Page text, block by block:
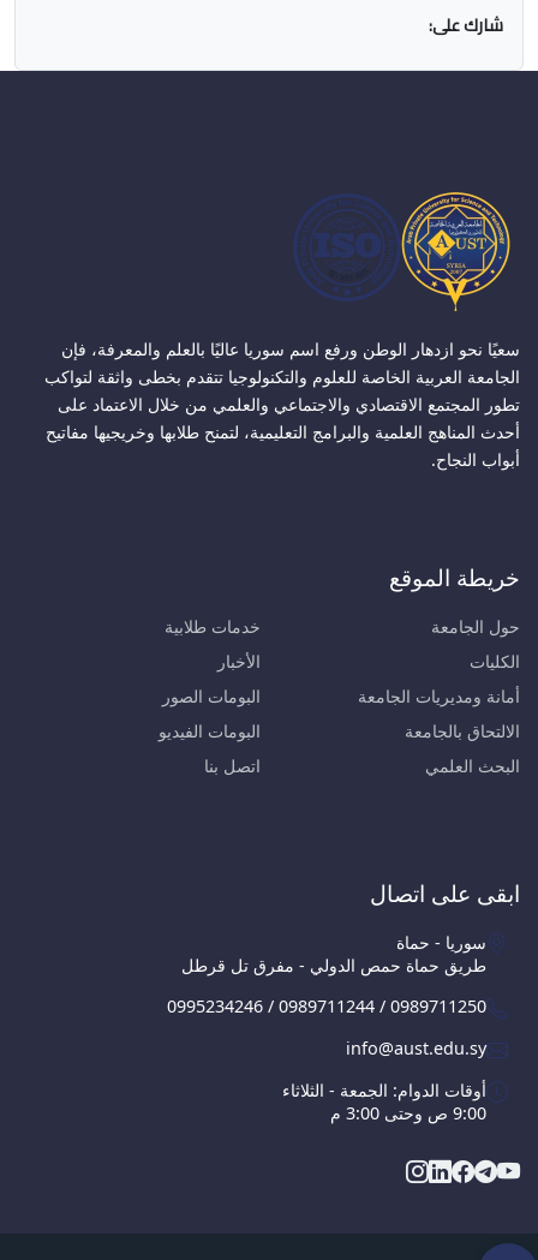
شارك على:
سعيًا نحو ازدهار الوطن ورفع اسم سوريا عاليًا بالعلم والمعرفة، فإن
الجامعة العربية الخاصة للعلوم والتكنولوجيا تتقدم بخطى واثقة لتواكب
تطور المجتمع الاقتصادي والاجتماعي والعلمي من خلال الاعتماد على
أحدث المناهج العلمية والبرامج التعليمية، لتمنح طلابها وخريجيها مفاتيح
أبواب النجاح.
خريطة الموقع
حول الجامعة
الكليات
أمانة ومديريات الجامعة
الالتحاق بالجامعة
البحث العلمي
خدمات طلابية
الأخبار
البومات الصور
البومات الفيديو
اتصل بنا
ابقى على اتصال
سوريا - حماة
طريق حماة حمص الدولي - مفرق تل قرطل
0995234246 / 0989711244 / 0989711250
info@aust.edu.sy
أوقات الدوام: الجمعة - الثلاثاء
9:00 ص وحتى 3:00 م